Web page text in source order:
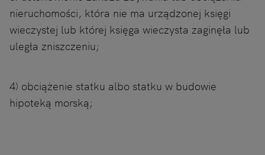
nieruchomości, która nie ma urządzonej księgi
wieczystej lub której księga wieczysta zaginęła lub
uległa zniszczeniu;
4) obciążenie statku albo statku w budowie
hipoteką morską;